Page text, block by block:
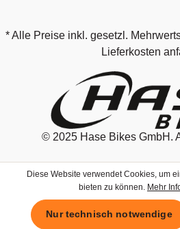
* Alle Preise inkl. gesetzl.
Lieferkosten
© 2025 Hase Bikes GmbH .
Diese Website verwendet Cookies, um
bieten zu können. Mehr
Nur technisch notwendige